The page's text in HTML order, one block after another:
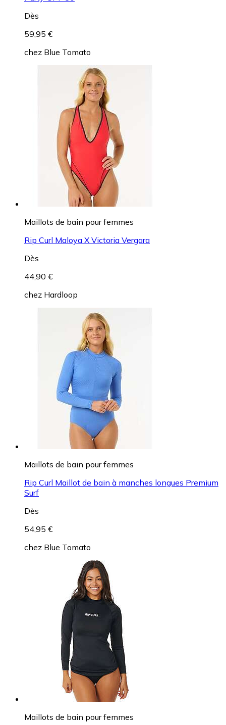
Dès
59,95 €
chez Blue Tomato
Maillots de bain pour femmes
Rip Curl Maloya X Victoria Vergara
Dès
44,90 €
chez Hardloop
Maillots de bain pour femmes
Rip Curl Maillot de bain à manches longues Premium
Surf
Dès
54,95 €
chez Blue Tomato
Maillots de bain pour femmes